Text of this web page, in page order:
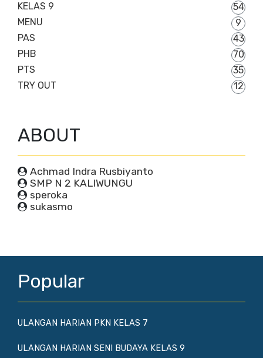
KELAS 9
54
MENU
9
PAS
43
PHB
70
PTS
35
TRY OUT
12
ABOUT
Achmad Indra Rusbiyanto
SMP N 2 KALIWUNGU
speroka
sukasmo
Popular
ULANGAN HARIAN PKN KELAS 7
ULANGAN HARIAN SENI BUDAYA KELAS 9